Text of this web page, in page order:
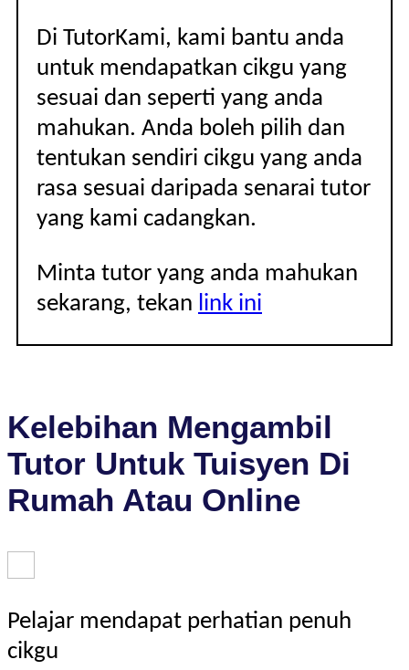
Di TutorKami, kami bantu anda
untuk mendapatkan cikgu yang
sesuai dan seperti yang anda
mahukan. Anda boleh pilih dan
tentukan sendiri cikgu yang anda
rasa sesuai daripada senarai tutor
yang kami cadangkan.
Minta tutor yang anda mahukan
sekarang, tekan link ini
Kelebihan Mengambil
Tutor Untuk Tuisyen Di
Rumah Atau Online
Pelajar mendapat perhatian penuh
cikgu